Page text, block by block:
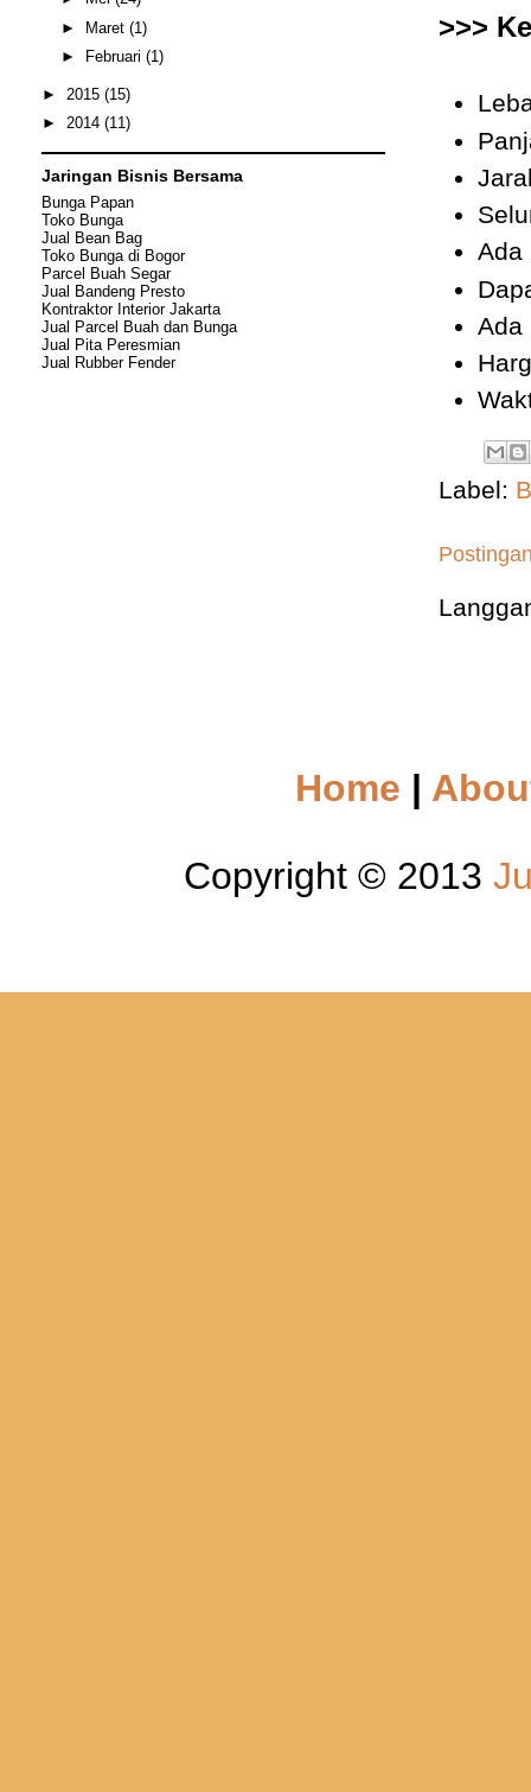
>>>
Ada
Ada
Label:
► Maret (1)
►
Februari (1)
► 2015 (15)
► 2014 (11)
Jaringan Bisnis Bersama
Bunga Papan
Toko Bunga
Jual Bean Bag
Toko Bunga di Bogor
Parcel Buah Segar
Jual Bandeng Presto
Kontraktor Interior Jakarta
Jual Parcel Buah dan Bunga
Jual Pita Peresmian
Jual Rubber Fender
Home |
Copyright © 2013